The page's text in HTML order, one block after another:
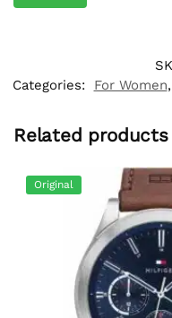
Categories:
For Women,
Related products
Original